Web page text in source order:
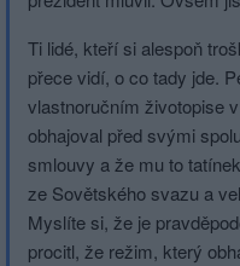
Ti lidé, kteří si alespoň
přece vidí, o co tady jde.
vlastnoručním životopise
obhajoval před svými
smlouvy a že mu to
ze Sovětského svazu a
Myslíte si, že je
procitl, že režim, který